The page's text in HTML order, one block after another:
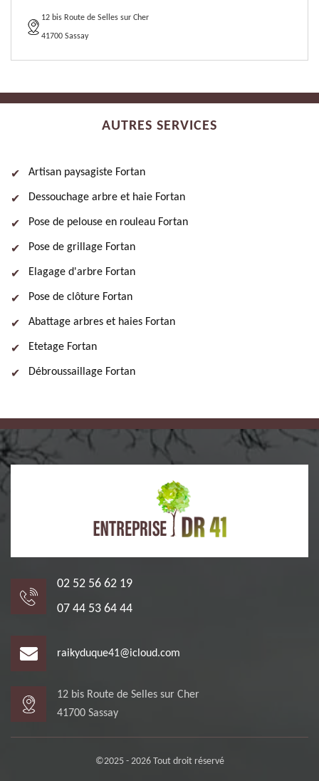
12 bis Route de Selles sur Cher
41700 Sassay
AUTRES SERVICES
Artisan paysagiste Fortan
Dessouchage arbre et haie Fortan
Pose de pelouse en rouleau Fortan
Pose de grillage Fortan
Elagage d'arbre Fortan
Pose de clôture Fortan
Abattage arbres et haies Fortan
Etetage Fortan
Débroussaillage Fortan
02 52 56 62 19
07 44 53 64 44
raikyduque41@icloud.com
12 bis Route de Selles sur Cher
41700 Sassay
©2025 - 2026 Tout droit réservé